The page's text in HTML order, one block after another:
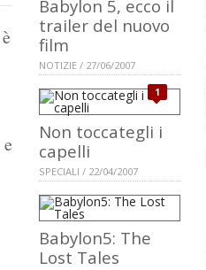
Babylon 5, ecco il
trailer del nuovo
film
NOTIZIE / 27/06/2007
1
Non toccategli i
capelli
SPECIALI / 22/04/2007
Babylon5: The
Lost Tales